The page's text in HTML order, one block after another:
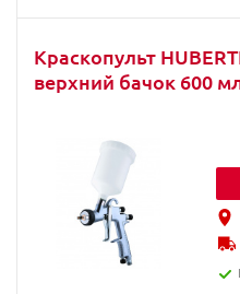
Краскопульт
верхний бачок 600